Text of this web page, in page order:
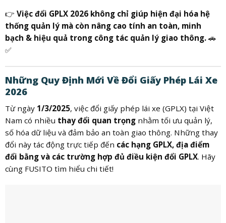
👉 Việc đổi GPLX 2026 không chỉ giúp hiện đại hóa hệ
thống quản lý mà còn nâng cao tính an toàn, minh
bạch & hiệu quả trong công tác quản lý giao thông.🚗
✅
Những Quy Định Mới Về Đổi Giấy Phép Lái Xe
2026
Từ ngày 1/3/2025, việc đổi giấy phép lái xe (GPLX) tại Việt
Nam có nhiều thay đổi quan trọngnhằm tối ưu quản lý,
số hóa dữ liệu và đảm bảo an toàn giao thông. Những thay
đổi này tác động trực tiếp đến các hạng GPLX, địa điểm
đổi bằng và các trường hợp đủ điều kiện đổi GPLX. Hãy
cùng FUSITO tìm hiểu chi tiết!